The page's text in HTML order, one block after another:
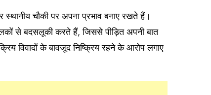
चौकी पर अपना प्रभाव बनाए रखते हैं।
से बदसलूकी करते हैं, जिससे पीड़ित अपनी बात
विवादों के बावजूद निष्क्रिय रहने के आरोप लगाए